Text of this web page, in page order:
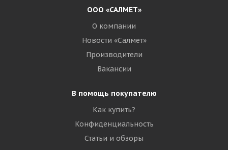
ООО «САЛМЕТ»
О компании
Новости «Салмет»
Производители
Вакансии
В помощь покупателю
Как купить?
Конфиденциальность
Статьи и обзоры